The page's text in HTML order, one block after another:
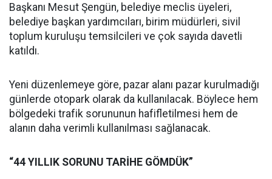
Başkanı Mesut Şengün, belediye meclis üyeleri,
belediye başkan yardımcıları, birim müdürleri, sivil
toplum kuruluşu temsilcileri ve çok sayıda davetli
katıldı.
Yeni düzenlemeye göre, pazar alanı pazar kurulmadığı
günlerde otopark olarak da kullanılacak. Böylece hem
bölgedeki trafik sorununun hafifletilmesi hem de
alanın daha verimli kullanılması sağlanacak.
“44 YILLIK SORUNU TARİHE GÖMDÜK”